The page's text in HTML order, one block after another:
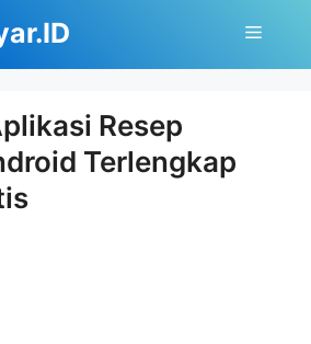
Menu
Resep
Terlengkap